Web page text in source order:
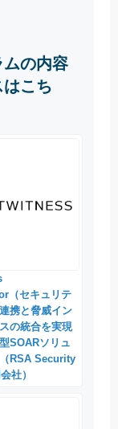
の内容
こち
（セキュリテ
携と脅威イン
の統合を実現
SOARソリュ
RSA Security
社）